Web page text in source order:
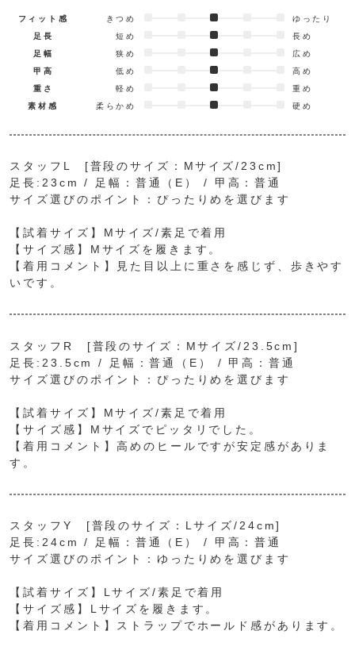
フィット感 きつめ
ゆったり
足長
短め
長め
足幅
狭め
広め
甲高
低め
高め
重さ
軽め
重め
素材感
柔らかめ 硬め
スタッフL [普段のサイズ：Mサイズ/23cm]
足長:23cm / 足幅：普通（E） / 甲高：普通
サイズ選びのポイント：ぴったりめを選びます
【試着サイズ】Mサイズ/素足で着用
【サイズ感】Mサイズを履きます。
【着用コメント】見た目以上に重さを感じず、歩きやす
いです。
スタッフR [普段のサイズ：Mサイズ/23.5cm]
足長:23.5cm / 足幅：普通（E） / 甲高：普通
サイズ選びのポイント：ぴったりめを選びます
【試着サイズ】Mサイズ/素足で着用
【サイズ感】Mサイズでピッタリでした。
【着用コメント】高めのヒールですが安定感がありま
す。
スタッフY [普段のサイズ：Lサイズ/24cm]
足長:24cm / 足幅：普通（E） / 甲高：普通
サイズ選びのポイント：ゆったりめを選びます
【試着サイズ】Lサイズ/素足で着用
【サイズ感】Lサイズを履きます。
【着用コメント】ストラップでホールド感があります。